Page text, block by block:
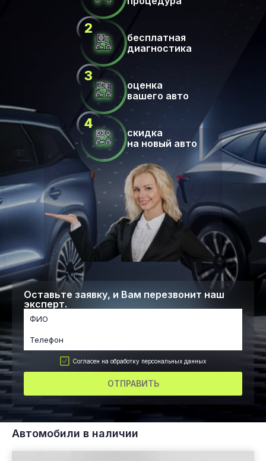
Оставьте заявку, и Вам перезвонит наш
эксперт.
Согласен на обработку персональных данных
ОТПРАВИТЬ
бесплатная
диагностика
оценка
вашего авто
скидка
на новый авто
Автомобили в наличии